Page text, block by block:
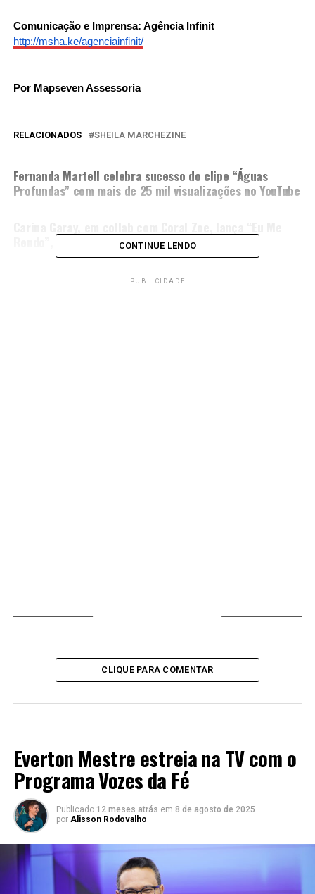
Comunicação e Imprensa: Agência Infinit
http://msha.ke/agenciainfinit/
Por Mapseven Assessoria
RELACIONADOS SHEILA MARCHEZINE
Fernanda Martell celebra sucesso do clipe “Águas
Profundas” com mais de 25 mil visualizações no YouTube
Rendo”, versão de sucesso do Hillsong
CONTINUE LENDO
PUBLICIDADE
CLIQUE PARA COMENTAR
Everton Mestre estreia na TV com o
Programa Vozes da Fé
Publicado 12 meses atrás em 8 de agosto de 2025
por Alisson Rodovalho